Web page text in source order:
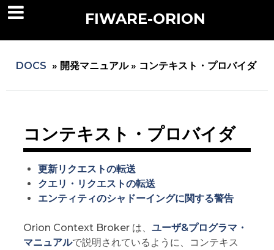
FIWARE-ORION
DOCS » 開発マニュアル » コンテキスト・プロバイダ
コンテキスト・プロバイダ
更新リクエストの転送
クエリ・リクエストの転送
エンティティのシャドーイングに関する警告
Orion Context Broker は、 ユーザ&プログラマ・
マニュアルで説明されているように、コンテキス